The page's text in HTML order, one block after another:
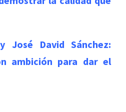
José David Sánchez:
ambición para dar el